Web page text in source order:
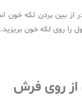
از بین بردن لکه
روی لکه خون
روی فرش